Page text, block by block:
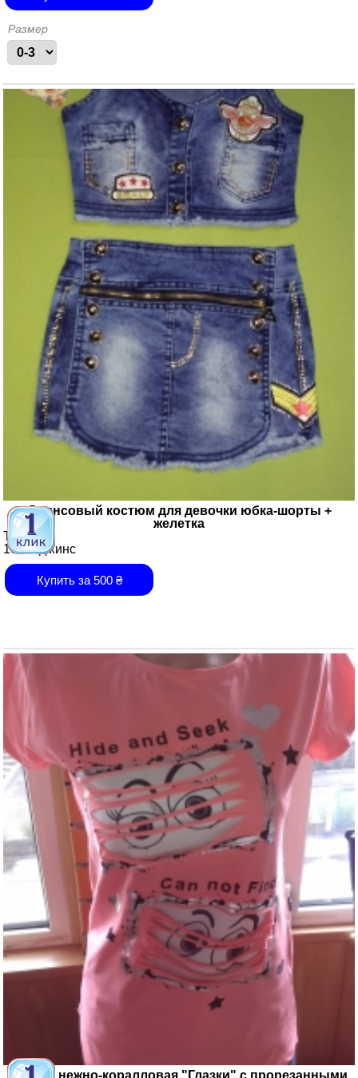
Размер
Джинсовый костюм для девочки юбка-шорты +
желетка
Турция
100% джинс
Купить за 500₴